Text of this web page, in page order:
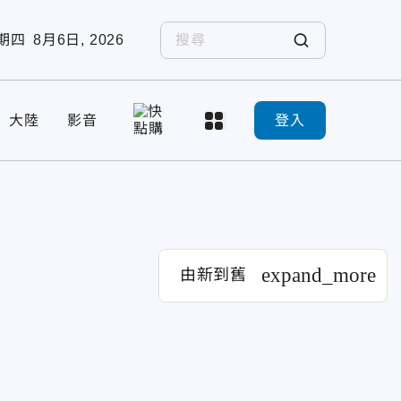
四 8月6日, 2026
大陸 影音 登入
由新到舊 expand_more